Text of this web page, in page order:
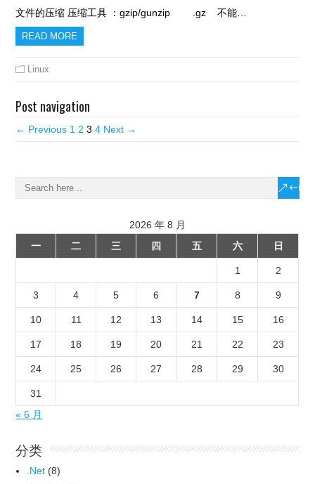
文件的压缩 压缩工具 ：gzip/gunzip .gz 不能…
READ MORE
Linux
Post navigation
← Previous 1 2 3 4 Next →
2026 年 8 月
一
二 三 四 五 六 日
1 2
3 4 5 6 7 8 9
10 11 12 13 14 15 16
17 18 19 20 21 22 23
24 25 26 27 28 29 30
31
« 6 月
分类
.Net (8)